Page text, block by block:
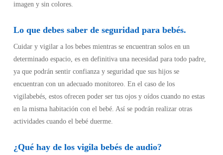
imagen y sin colores.
Lo que debes saber de seguridad para bebés.
Cuidar y vigilar a los bebes mientras se encuentran solos en un
determinado espacio, es en definitiva una necesidad para todo padre,
ya que podrán sentir confianza y seguridad que sus hijos se
encuentran con un adecuado monitoreo. En el caso de los
vigilabebés, estos ofrecen poder ser tus ojos y oídos cuando no estas
en la misma habitación con el bebé. Así se podrán realizar otras
actividades cuando el bebé duerme.
¿Qué hay de los vigila bebés de audio?